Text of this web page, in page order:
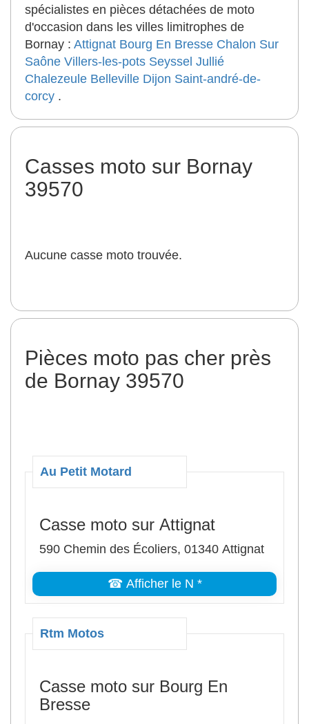
spécialistes en pièces détachées de moto
d'occasion dans les villes limitrophes de
Bornay : Attignat Bourg En Bresse Chalon Sur
Saône Villers-les-pots Seyssel Jullié
Chalezeule Belleville Dijon Saint-andré-de-
corcy .
Casses moto sur Bornay
39570
Aucune casse moto trouvée.
Pièces moto pas cher près
de Bornay 39570
Au Petit Motard
Casse moto sur Attignat
590 Chemin des Écoliers, 01340 Attignat
☎ Afficher le N *
Rtm Motos
Casse moto sur Bourg En
Bresse